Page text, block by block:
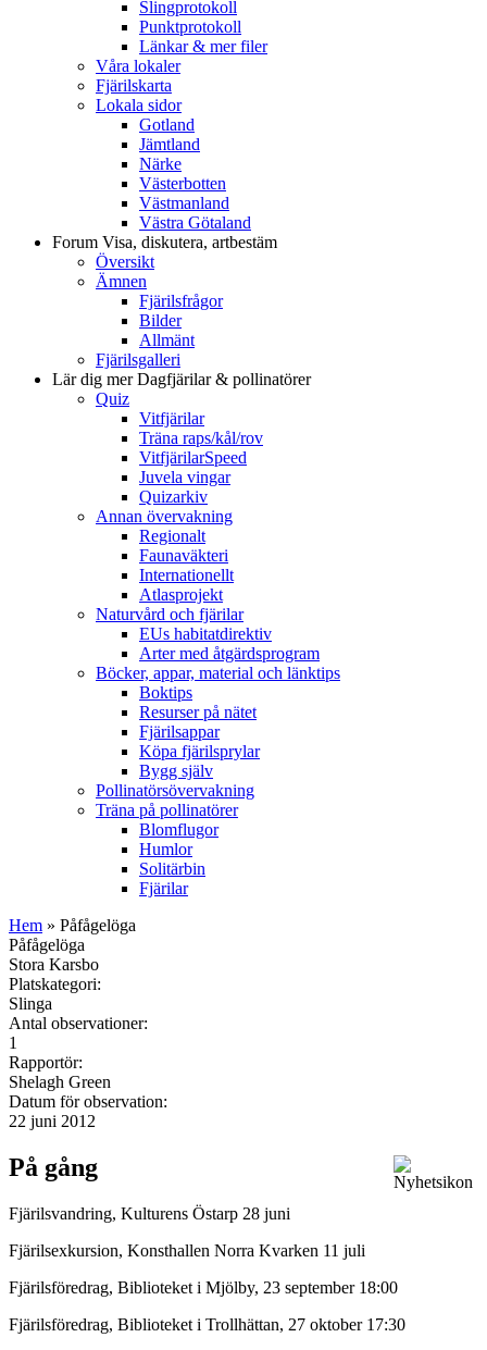
Slingprotokoll
Punktprotokoll
Länkar & mer filer
Våra lokaler
Fjärilskarta
Lokala sidor
Gotland
Jämtland
Närke
Västerbotten
Västmanland
Västra Götaland
Forum Visa, diskutera, artbestäm
Översikt
Ämnen
Fjärilsfrågor
Bilder
Allmänt
Fjärilsgalleri
Lär dig merDagfjärilar & pollinatörer
Quiz
Vitfjärilar
Träna raps/kål/rov
VitfjärilarSpeed
Juvela vingar
Quizarkiv
Annan övervakning
Regionalt
Faunaväkteri
Internationellt
Atlasprojekt
Naturvård och fjärilar
EUs habitatdirektiv
Arter med åtgärdsprogram
Böcker, appar, material och länktips
Boktips
Resurser på nätet
Fjärilsappar
Köpa fjärilsprylar
Bygg själv
Pollinatörsövervakning
Träna på pollinatörer
Blomflugor
Humlor
Solitärbin
Fjärilar
Hem » Påfågelöga
Påfågelöga
Stora Karsbo
Platskategori:
Slinga
Antal observationer:
1
Rapportör:
Shelagh Green
Datum för observation:
22 juni 2012
På gång
Fjärilsvandring, Kulturens Östarp 28 juni
Fjärilsexkursion, Konsthallen Norra Kvarken 11 juli
Fjärilsföredrag, Biblioteket i Mjölby, 23 september 18:00
Fjärilsföredrag, Biblioteket i Trollhättan, 27 oktober 17:30